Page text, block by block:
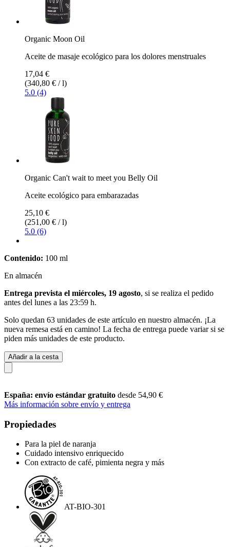
Organic Moon Oil
Aceite de masaje ecológico para los dolores menstruales
17,04 €
(340,80 € / l)
5.0 (4)
Organic Can't wait to meet you Belly Oil
Aceite ecológico para embarazadas
25,10 €
(251,00 € / l)
5.0 (6)
Contenido: 100 ml
En almacén
Entrega prevista el miércoles, 19 agosto, si se realiza el pedido
antes del lunes a las 23:59 h.
Solo quedan 63 unidades de este artículo en nuestro almacén. ¡La
nueva remesa está en camino! La fecha de entrega puede variar si se
piden más unidades de este producto.
Añadir a la cesta
España: envío estándar gratuito desde 54,90 €
Más información sobre envío y entrega
Propiedades
Para la piel de naranja
Cuidado intensivo enriquecido
Con extracto de café, pimienta negra y más
AT-BIO-301